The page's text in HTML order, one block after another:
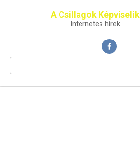
A Csillagok Képviselik
Internetes hírek
Поиск: